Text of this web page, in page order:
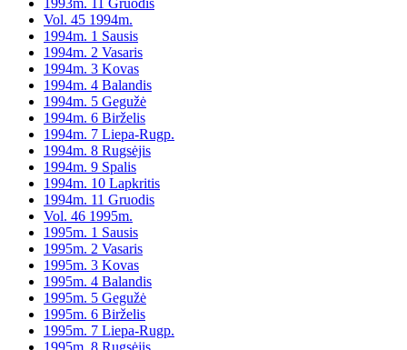
1993m. 11 Gruodis
Vol. 45 1994m.
1994m. 1 Sausis
1994m. 2 Vasaris
1994m. 3 Kovas
1994m. 4 Balandis
1994m. 5 Gegužė
1994m. 6 Birželis
1994m. 7 Liepa-Rugp.
1994m. 8 Rugsėjis
1994m. 9 Spalis
1994m. 10 Lapkritis
1994m. 11 Gruodis
Vol. 46 1995m.
1995m. 1 Sausis
1995m. 2 Vasaris
1995m. 3 Kovas
1995m. 4 Balandis
1995m. 5 Gegužė
1995m. 6 Birželis
1995m. 7 Liepa-Rugp.